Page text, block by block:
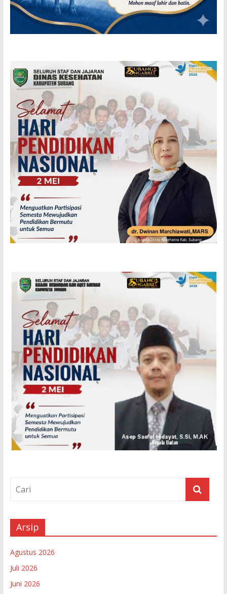
Arsip
Agustus 2026
Juli 2026
Juni 2026